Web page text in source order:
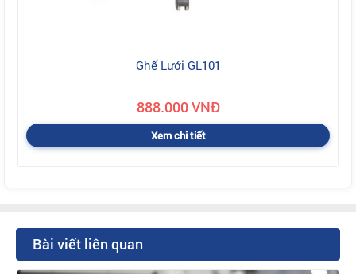
Ghế Lưới GL101
888.000 VNĐ
Xem chi tiết
Bài viết liên quan